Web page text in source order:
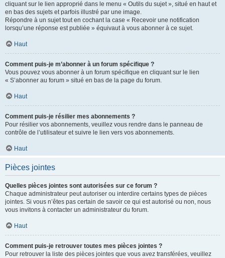
cliquant sur le lien approprié dans le menu « Outils du sujet », situé en haut et
en bas des sujets et parfois illustré par une image.
Répondre à un sujet tout en cochant la case « Recevoir une notification
lorsqu’une réponse est publiée » équivaut à vous abonner à ce sujet.
Haut
Comment puis-je m’abonner à un forum spécifique ?
Vous pouvez vous abonner à un forum spécifique en cliquant sur le lien
« S’abonner au forum » situé en bas de la page du forum.
Haut
Comment puis-je résilier mes abonnements ?
Pour résilier vos abonnements, veuillez vous rendre dans le panneau de
contrôle de l’utilisateur et suivre le lien vers vos abonnements.
Haut
Pièces jointes
Quelles pièces jointes sont autorisées sur ce forum ?
Chaque administrateur peut autoriser ou interdire certains types de pièces
jointes. Si vous n’êtes pas certain de savoir ce qui est autorisé ou non, nous
vous invitons à contacter un administrateur du forum.
Haut
Comment puis-je retrouver toutes mes pièces jointes ?
Pour retrouver la liste des pièces jointes que vous avez transférées, veuillez